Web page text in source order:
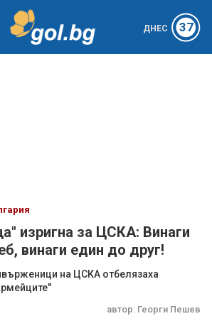
ДНЕС 37
изригна за ЦСКА: Винаги
винаги един до друг!
на ЦСКА отбелязаха
автор: Георги Пешев